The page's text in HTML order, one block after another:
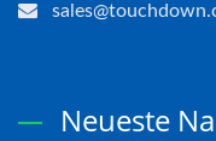
Neueste